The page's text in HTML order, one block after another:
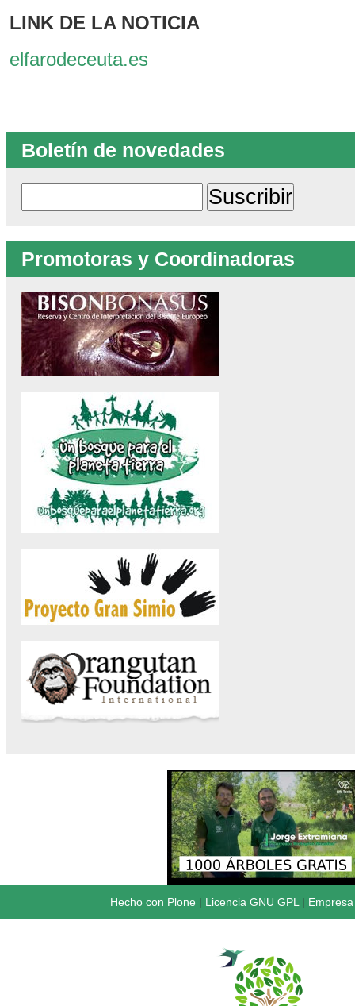
LINK DE LA NOTICIA
elfarodeceuta.es
Boletín de novedades
Promotoras y Coordinadoras
Hecho con Plone| Licencia GNU GPL |